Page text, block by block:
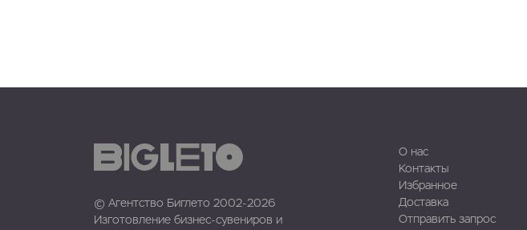
© Агентство Биглето 2002-2026
Изготовление бизнес-сувениров и
О нас
Контакты
Избранное
Доставка
Отправить запрос